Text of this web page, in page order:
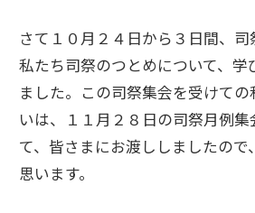
さて１０月２４日から３日間、司
私たち司祭のつとめについて、学
ました。この司祭集会を受けて
いは、１１月２８日の司祭月例
て、皆さまにお渡ししましたので
思います。